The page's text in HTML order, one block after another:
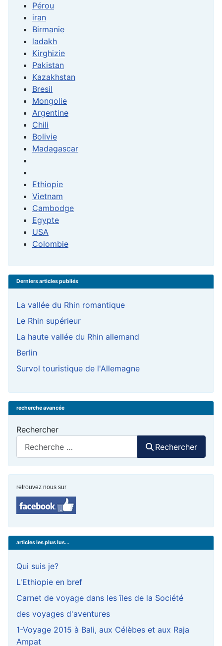
Pérou
iran
Birmanie
ladakh
Kirghizie
Pakistan
Kazakhstan
Bresil
Mongolie
Argentine
Chili
Bolivie
Madagascar
Ethiopie
Vietnam
Cambodge
Egypte
USA
Colombie
Derniers articles publiés
La vallée du Rhin romantique
Le Rhin supérieur
La haute vallée du Rhin allemand
Berlin
Survol touristique de l'Allemagne
recherche avancée
Rechercher
Rechercher
retrouvez nous sur
articles les plus lus...
Qui suis je?
L'Ethiopie en bref
Carnet de voyage dans les îles de la Société
des voyages d'aventures
1-Voyage 2015 à Bali, aux Célèbes et aux Raja
Ampat